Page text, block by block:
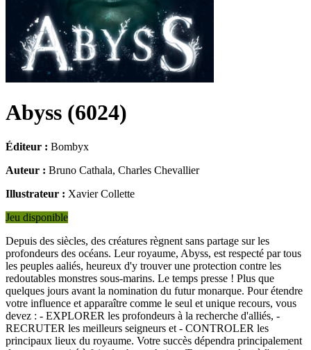
Abyss (6024)
Éditeur : Bombyx
Auteur : Bruno Cathala, Charles Chevallier
Illustrateur : Xavier Collette
Jeu disponible
Depuis des siècles, des créatures règnent sans partage sur les
profondeurs des océans. Leur royaume, Abyss, est respecté par tous
les peuples aaliés, heureux d'y trouver une protection contre les
redoutables monstres sous-marins. Le temps presse ! Plus que
quelques jours avant la nomination du futur monarque. Pour étendre
votre influence et apparaître comme le seul et unique recours, vous
devez : - EXPLORER les profondeurs à la recherche d'alliés, -
RECRUTER les meilleurs seigneurs et - CONTROLER les
principaux lieux du royaume. Votre succès dépendra principalement